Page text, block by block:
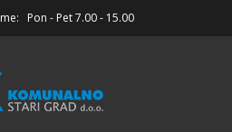
Pon - Pet 7.00 - 15.00